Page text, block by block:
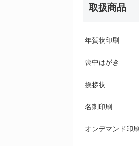
取扱商品
年賀状印刷
喪中はがき
挨拶状
名刺印刷
オンデマンド印刷